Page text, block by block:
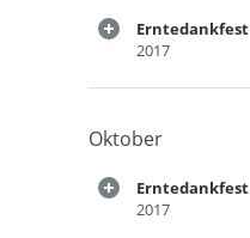
Erntedankfest
2017
Oktober
Erntedankfest
2017